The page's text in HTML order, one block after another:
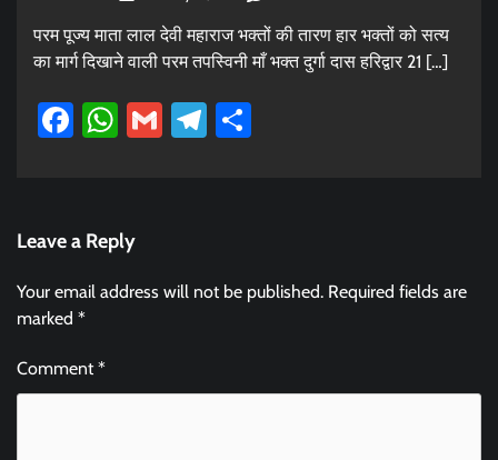
परम पूज्य माता लाल देवी महाराज भक्तों की तारण हार भक्तों को सत्य
का मार्ग दिखाने वाली परम तपस्विनी माँ भक्त दुर्गा दास हरिद्वार 21 […]
Facebook
WhatsApp
GmailTelegram
Leave a Reply
Your email address will not be published. Required fields are
marked *
Comment*